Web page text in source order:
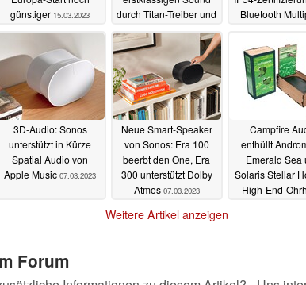
günstiger 15.03.2023
durch Titan-Treiber und
14.03.2023
Bluetooth
3D-Audio: Sonos
unterstützt in Kürze
Spatial Audio von
Apple Music 07.03.2023
Neue Smart-Speaker
von Sonos: Era 100
beerbt den One, Era
300 unterstützt Dolby
Atmos 07.03.2023
Campfire
enthüllt
Emerald Sea
Solaris Stellar
High-End-
Weitere Artikel anzeigen
Forum